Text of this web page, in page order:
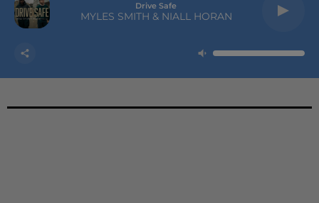
Drive Safe
MYLES SMITH & NIALL HORAN